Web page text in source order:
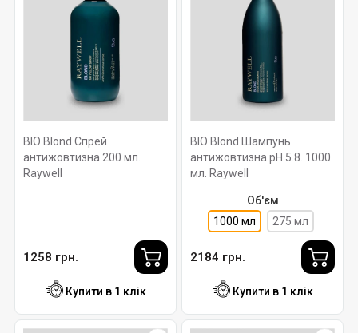
BIO Blond Спрей
антижовтизна 200 мл.
Raywell
1258 грн.
Купити в 1 клік
BIO Blond Шампунь
антижовтизна pH 5.8. 1000
мл. Raywell
Об'єм
1000 мл
275 мл
2184 грн.
Купити в 1 клік